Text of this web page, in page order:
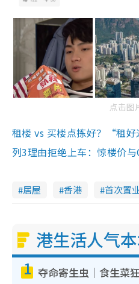
点击图
租楼 vs 买楼点拣好？“租
列3理由拒绝上车：惊楼价与
居屋 香港 首次置
港生活人气
1